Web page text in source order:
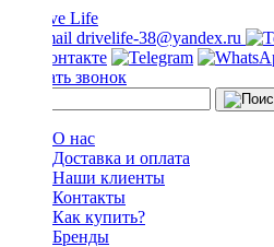
drivelife-38@yandex.ru
Заказать звонок
О нас
Доставка и оплата
Наши клиенты
Контакты
Как купить?
Бренды